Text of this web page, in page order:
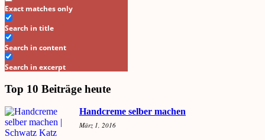
Exact matches only
Search in title
Search in content
Search in excerpt
Top 10 Beiträge heute
Handcreme selber machen
März 1, 2016